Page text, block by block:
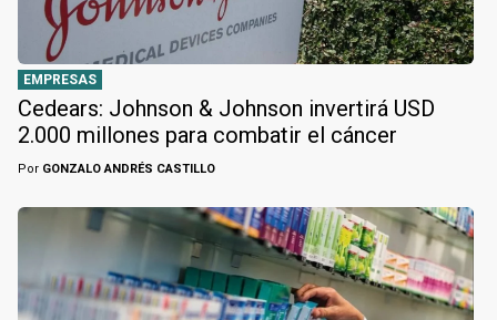
EMPRESAS
Cedears: Johnson & Johnson invertirá USD
2.000 millones para combatir el cáncer
Por GONZALO ANDRÉS CASTILLO